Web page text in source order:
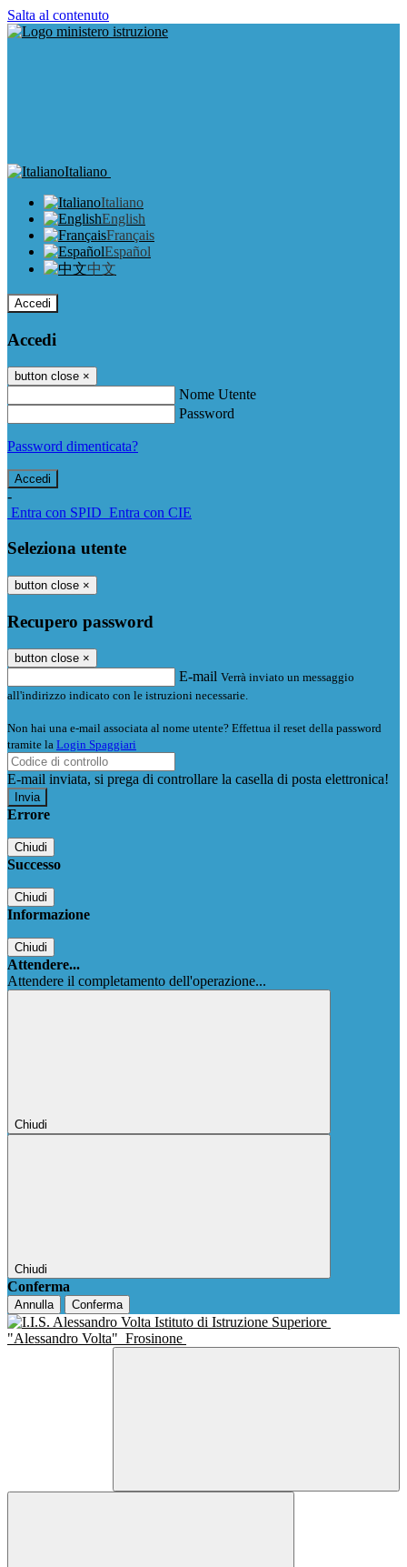
Salta al contenuto
Italiano
Italiano
English
Français
Español
中文
Accedi
Accedi
button close ×
Nome Utente
Password
Password dimenticata?
-
Entra con SPID Entra con CIE
Seleziona utente
button close ×
Recupero password
button close ×
E-mail Verrà inviato un messaggio
all'indirizzo indicato con le istruzioni necessarie.
Non hai una e-mail associata al nome utente? Effettua il reset della password
tramite la Login Spaggiari
E-mail inviata, si prega di controllare la casella di posta elettronica!
Errore
Chiudi
Successo
Chiudi
Informazione
Chiudi
Attendere...
Attendere il completamento dell'operazione...
Chiudi
Chiudi
Conferma
Annulla Conferma
Istituto di Istruzione Superiore
"Alessandro Volta" Frosinone